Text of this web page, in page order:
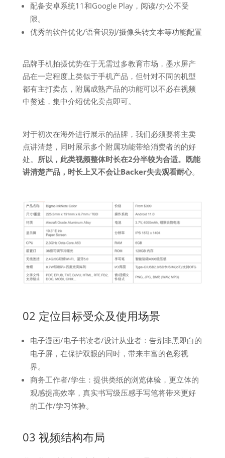
配备安卓系统11和Google Play，阅读/办公不受
限。
优秀的软件优化/语音识别/摄像头转文本等功能配置
品牌手机拍摄优势在于无需过多教育市场，墨水屏产
品在一定程度上类似于手机产品，但针对不同的机型
都有主打卖点，附属成熟产品的功能可以不必在视频
中赘述，集中介绍优化卖点即可。
对于初次在海外进行展示的品牌，我们必须要将主卖
点讲清楚，同时展示多个附属功能带给消费者的的好
处。 所以，此类视频整体时长在2分半较为合适。既能
讲清楚产品，时长上又不会让Backer失去观看耐心。
02 定位目标受众及使用场景
电子漫画/电子书读者/设计从业者：告别非黑即白的
电子屏，在保护双眼的同时，带来丰富的色彩视
界。
商务工作者/学生：提供类纸的浏览体验，更立体的
观感提高效率，真实书写级压感手写笔将带来更好
的工作/学习体验。
03 视频结构布局